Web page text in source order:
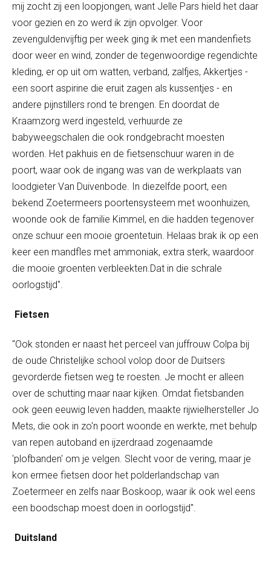
mij zocht zij een loopjongen, want Jelle Pars hield het daar
voor gezien en zo werd ik zijn opvolger. Voor
zevenguldenvijftig per week ging ik met een mandenfiets
door weer en wind, zonder de tegenwoordige regendichte
kleding, er op uit om watten, verband, zalfjes, Akkertjes -
een soort aspirine die eruit zagen als kussentjes - en
andere pijnstillers rond te brengen. En doordat de
Kraamzorg werd ingesteld, verhuurde ze
babyweegschalen die ook rondgebracht moesten
worden. Het pakhuis en de fietsenschuur waren in de
poort, waar ook de ingang was van de werkplaats van
loodgieter Van Duivenbode. In diezelfde poort, een
bekend Zoetermeers poortensysteem met woonhuizen,
woonde ook de familie Kimmel, en die hadden tegenover
onze schuur een mooie groentetuin. Helaas brak ik op een
keer een mandfles met ammoniak, extra sterk, waardoor
die mooie groenten verbleekten.Dat in die schrale
oorlogstijd".
Fietsen
"Ook stonden er naast het perceel van juffrouw Colpa bij
de oude Christelijke school volop door de Duitsers
gevorderde fietsen weg te roesten. Je mocht er alleen
over de schutting maar naar kijken. Omdat fietsbanden
ook geen eeuwig leven hadden, maakte rijwielhersteller Jo
Mets, die ook in zo'n poort woonde en werkte, met behulp
van repen autoband en ijzerdraad zogenaamde
'plofbanden' om je velgen. Slecht voor de vering, maar je
kon ermee fietsen door het polderlandschap van
Zoetermeer en zelfs naar Boskoop, waar ik ook wel eens
een boodschap moest doen in oorlogstijd".
Duitsland